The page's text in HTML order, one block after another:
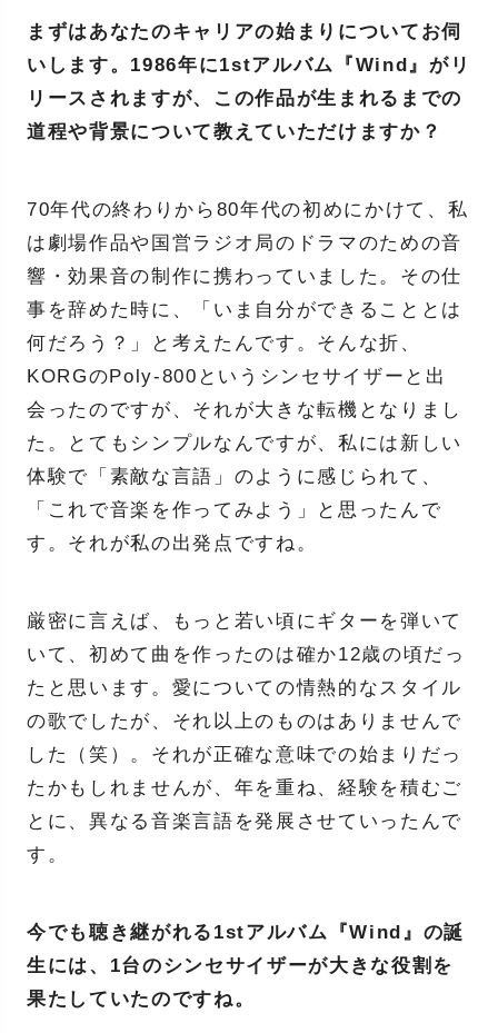
まずはあなたのキャリアの始まりについてお伺
いします。1986年に1stアルバム『Wind』がリ
リースされますが、この作品が生まれるまでの
道程や背景について教えていただけますか？
70年代の終わりから80年代の初めにかけて、私
は劇場作品や国営ラジオ局のドラマのための音
響・効果音の制作に携わっていました。その仕
事を辞めた時に、「いま自分ができることとは
何だろう？」と考えたんです。そんな折、
KORGのPoly-800というシンセサイザーと出
会ったのですが、それが大きな転機となりまし
た。とてもシンプルなんですが、私には新しい
体験で「素敵な言語」のように感じられて、
「これで音楽を作ってみよう」と思ったんで
す。それが私の出発点ですね。
厳密に言えば、もっと若い頃にギターを弾いて
いて、初めて曲を作ったのは確か12歳の頃だっ
たと思います。愛についての情熱的なスタイル
の歌でしたが、それ以上のものはありませんで
した（笑）。それが正確な意味での始まりだっ
たかもしれませんが、年を重ね、経験を積むご
とに、異なる音楽言語を発展させていったんで
す。
今でも聴き継がれる1stアルバム『Wind』の誕
生には、1台のシンセサイザーが大きな役割を
果たしていたのですね。